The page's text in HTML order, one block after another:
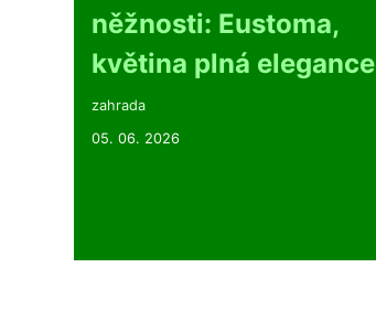
něžnosti: Eustoma,
květina plná elegance
zahrada
05. 06. 2026